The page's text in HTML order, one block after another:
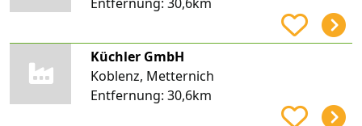
Küchler GmbH
Koblenz, Metternich
Entfernung: 30,6km